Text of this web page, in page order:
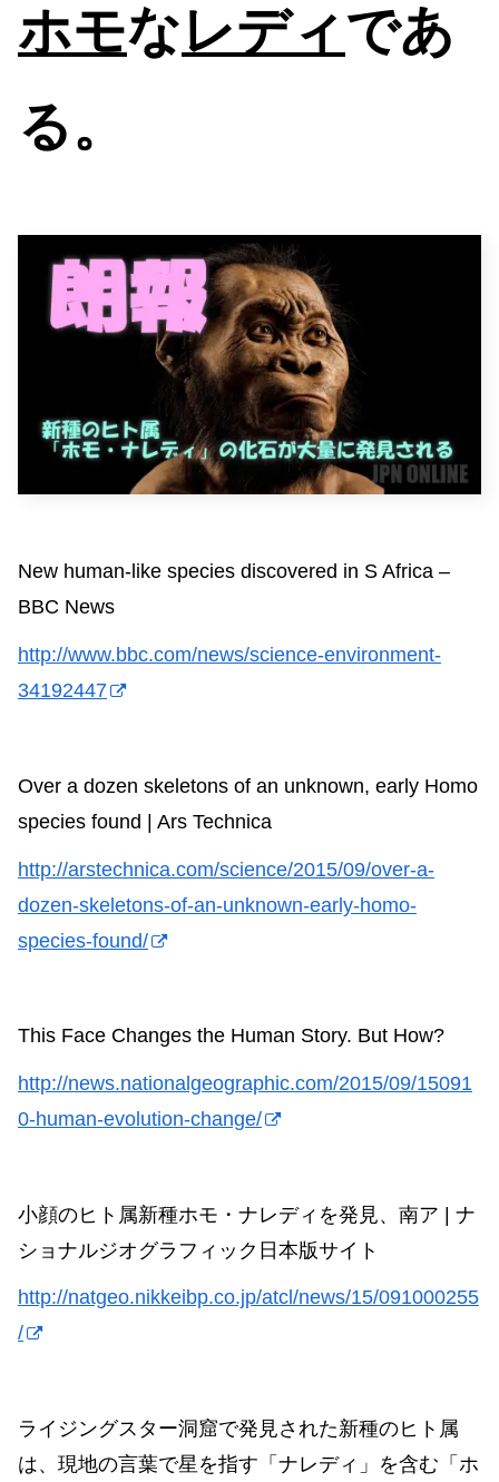
ホモなレディであ
る。
New human-like species discovered in S Africa –
BBC News
http://www.bbc.com/news/science-environment-
34192447
Over a dozen skeletons of an unknown, early Homo
species found | Ars Technica
http://arstechnica.com/science/2015/09/over-a-
dozen-skeletons-of-an-unknown-early-homo-
species-found/
This Face Changes the Human Story. But How?
http://news.nationalgeographic.com/2015/09/15091
0-human-evolution-change/
小顔のヒト属新種ホモ・ナレディを発見、南ア | ナ
ショナルジオグラフィック日本版サイト
http://natgeo.nikkeibp.co.jp/atcl/news/15/091000255
/
ライジングスター洞窟で発見された新種のヒト属
は、現地の言葉で星を指す「ナレディ」を含む「ホ